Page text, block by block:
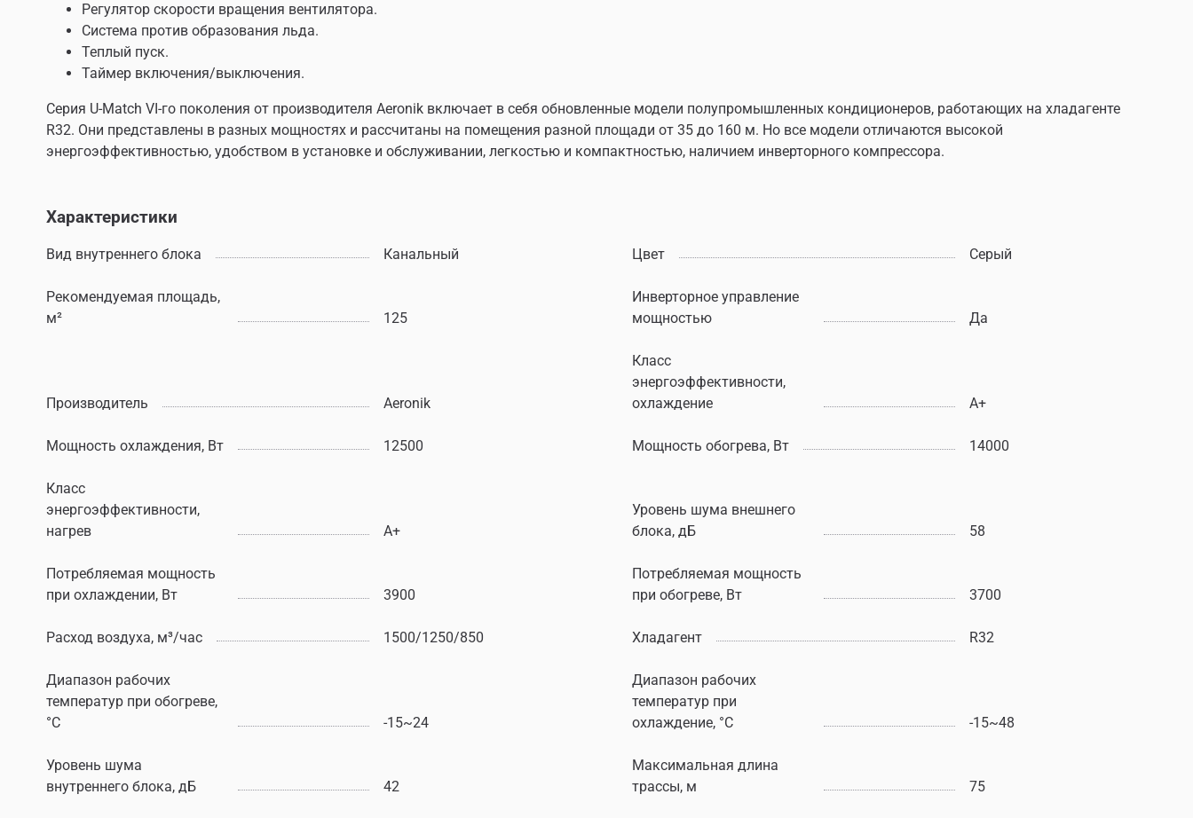
Регулятор скорости вращения вентилятора.
Система против образования льда.
Теплый пуск.
Таймер включения/выключения.
Серия U-Match VI-го поколения от производителя Aeronik включает в себя обновленные модели полупромышленных кондиционеров, работающих на хладагенте
R32. Они представлены в разных мощностях и рассчитаны на помещения разной площади от 35 до 160 м. Но все модели отличаются высокой
энергоэффективностью, удобством в установке и обслуживании, легкостью и компактностью, наличием инверторного компрессора.
Характеристики
Вид внутреннего блока Канальный Цвет Серый
Рекомендуемая площадь,
м²
125
Инверторное управление
мощностью
Да
Производитель Aeronik
Класс
энергоэффективности,
охлаждение
A+
Мощность охлаждения, Вт 12500 Мощность обогрева, Вт 14000
Класс
энергоэффективности,
нагрев
A+
Уровень шума внешнего
блока, дБ
58
Потребляемая мощность
при охлаждении, Вт
3900
Потребляемая мощность
при обогреве, Вт
3700
Расход воздуха, м³/час 1500/1250/850 Хладагент R32
Диапазон рабочих
температур при обогреве,
°C
-15~24
Диапазон рабочих
температур при
охлаждение, °C
-15~48
Уровень шума
внутреннего блока, дБ
42
Максимальная длина
трассы, м
75